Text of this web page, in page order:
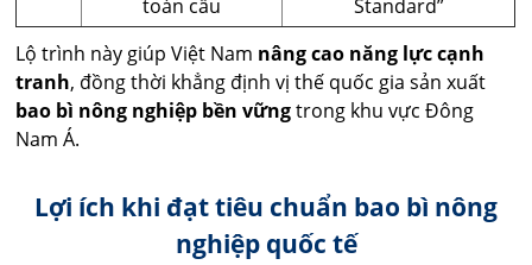
toàn cầu
Standard”
Lộ trình này giúp Việt Nam nâng cao năng lực cạnh
tranh, đồng thời khẳng định vị thế quốc gia sản xuất
bao bì nông nghiệp bền vữngtrong khu vực Đông
Nam Á.
Lợi ích khi đạt tiêu chuẩn bao bì nông
nghiệp quốc tế